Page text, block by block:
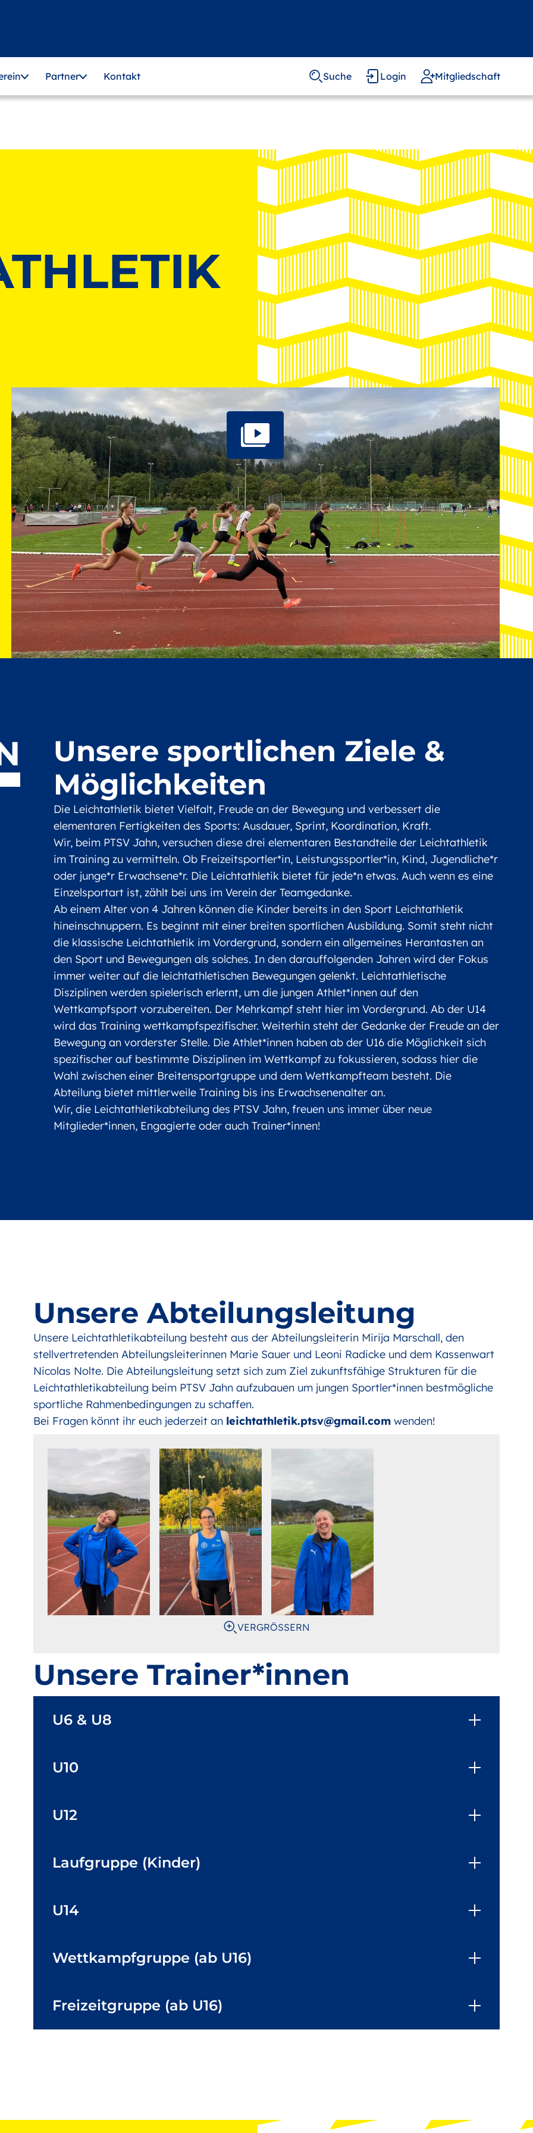
Partner Kontakt Suche Login Mitgliedschaft
Unsere sportlichen Ziele &
Möglichkeiten
Die Leichtathletik bietet Vielfalt, Freude an der Bewegung und verbessert die
elementaren Fertigkeiten des Sports: Ausdauer, Sprint, Koordination, Kraft.
Wir, beim PTSV Jahn, versuchen diese drei elementaren Bestandteile der Leichtathletik
im Training zu vermitteln. Ob Freizeitsportler*in, Leistungssportler*in, Kind, Jugendliche*r
oder junge*r Erwachsene*r. Die Leichtathletik bietet für jede*n etwas. Auch wenn es eine
Einzelsportart ist, zählt bei uns im Verein der Teamgedanke.
Ab einem Alter von 4 Jahren können die Kinder bereits in den Sport Leichtathletik
hineinschnuppern. Es beginnt mit einer breiten sportlichen Ausbildung. Somit steht nicht
die klassische Leichtathletik im Vordergrund, sondern ein allgemeines Herantasten an
den Sport und Bewegungen als solches. In den darauffolgenden Jahren wird der Fokus
immer weiter auf die leichtathletischen Bewegungen gelenkt. Leichtathletische
Disziplinen werden spielerisch erlernt, um die jungen Athlet*innen auf den
Wettkampfsport vorzubereiten. Der Mehrkampf steht hier im Vordergrund. Ab der U14
wird das Training wettkampfspezifischer. Weiterhin steht der Gedanke der Freude an der
Bewegung an vorderster Stelle. Die Athlet*innen haben ab der U16 die Möglichkeit sich
spezifischer auf bestimmte Disziplinen im Wettkampf zu fokussieren, sodass hier die
Wahl zwischen einer Breitensportgruppe und dem Wettkampfteam besteht. Die
Abteilung bietet mittlerweile Training bis ins Erwachsenenalter an.
Wir, die Leichtathletikabteilung des PTSV Jahn, freuen uns immer über neue
Mitglieder*innen, Engagierte oder auch Trainer*innen!
Unsere Abteilungsleitung
Unsere Leichtathletikabteilung besteht aus der Abteilungsleiterin Mirija Marschall, den
stellvertretenden Abteilungsleiterinnen Marie Sauer und Leoni Radicke und dem Kassenwart
Nicolas Nolte. Die Abteilungsleitung setzt sich zum Ziel zukunftsfähige Strukturen für die
Leichtathletikabteilung beim PTSV Jahn aufzubauen um jungen Sportler*innen bestmögliche
sportliche Rahmenbedingungen zu schaffen.
Bei Fragen könnt ihr euch jederzeit an leichtathletik.ptsv@gmail.com wenden!
VERGRÖSSERN
Unsere Trainer*innen
U6 & U8
U10
U12
Laufgruppe (Kinder)
U14
Wettkampfgruppe (ab U16)
Freizeitgruppe (ab U16)